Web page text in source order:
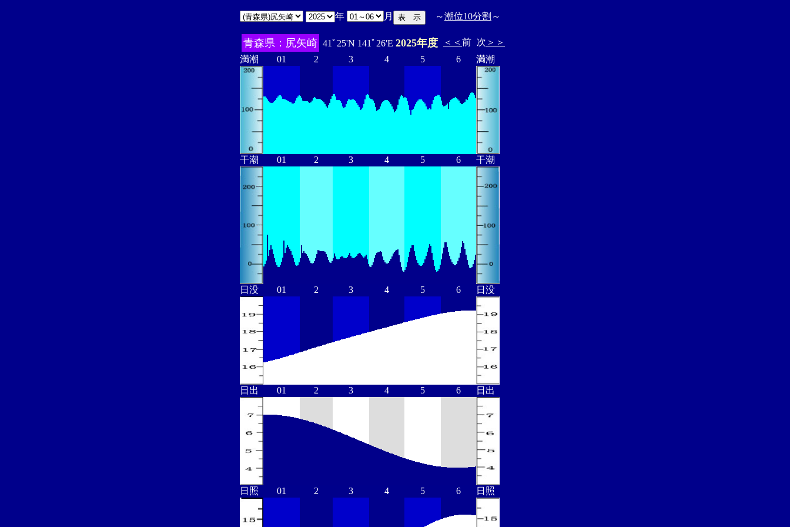
年 月 ～潮位10分割 ～
青森県：尻矢崎 41ﾟ25'N 141ﾟ26'E 2025年度 ＜＜ 前 次 ＞＞
満潮
01 2 3 4 5 6 満潮
干潮 01 2 3 4 5 6 干潮
日没 01 2 3 4 5 6 日没
日出 01 2 3 4 5 6 日出
日照 01 2 3 4 5 6 日照